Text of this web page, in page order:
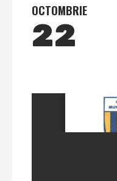
OCTOMBRIE
22